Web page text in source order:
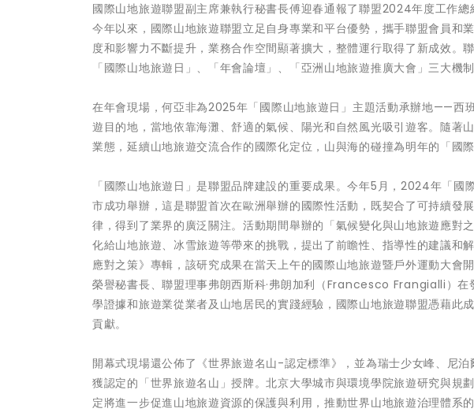
國際山地旅遊聯盟副主席兼執行秘書長傅迎春通報了聯盟2024年度工作
今年以來，國際山地旅遊聯盟立足自身專業和平台優勢，攜手聯盟會員和
度和影響力不斷提升，業務合作空間顯著擴大，整體運行取得了新成效。
「國際山地旅遊日」、「年會論壇」、「亞洲山地旅遊推廣大會」三大機
在年會現場，何亞非為2025年「國際山地旅遊日」主題活動承辦地——西
遊目的地，當地依靠海灘、舒適的氣候、陽光和自然風光吸引遊客。隨著
業態，延續山地旅遊交流合作的國際化定位，山與海的碰撞為明年的「國
「國際山地旅遊日」是聯盟品牌建設的重要成果。今年5月，2024年「
市成功舉辦，這是聯盟首次在歐洲舉辦的國際性活動，既契合了可持續發
律，得到了業界的廣泛關注。活動期間舉辦的「氣候變化與山地旅遊應對
化給山地旅遊、冰雪旅遊等帶來的挑戰，提出了前瞻性、指導性的建議和
應對之策》專輯，該研究成果在當天上午的國際山地旅遊暨戶外運動大會
榮譽秘書長、聯盟理事弗朗西斯科·弗朗加利（Francesco Frangialli）在
學證據和旅遊業從業者及山地居民的實踐經驗，國際山地旅遊聯盟憑藉此
貢獻。
開幕式現場還公佈了《世界旅遊名山-認定標準》，並為瑞士少女峰、尼
獲認定的「世界旅遊名山」授牌。北京大學城市與環境學院旅遊研究與規
定將進一步促進山地旅遊資源的保護與利用，推動世界山地旅遊治理體系